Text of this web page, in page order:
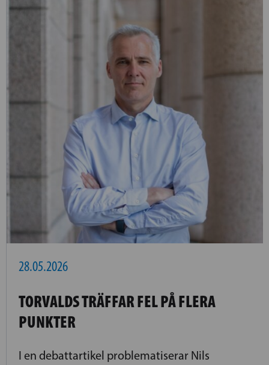
28.05.2026
TORVALDS TRÄFFAR FEL PÅ FLERA
PUNKTER
I en debattartikel problematiserar Nils